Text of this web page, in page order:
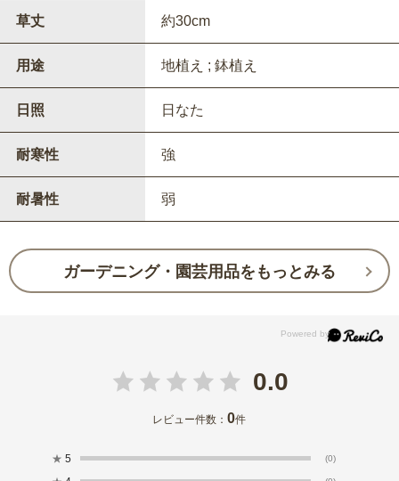
草丈 約30cm
用途 地植え ; 鉢植え
日照 日なた
耐寒性 強
耐暑性 弱
ガーデニング・園芸用品をもっとみる
0.0
レビュー件数：0件
★ 5 (0)